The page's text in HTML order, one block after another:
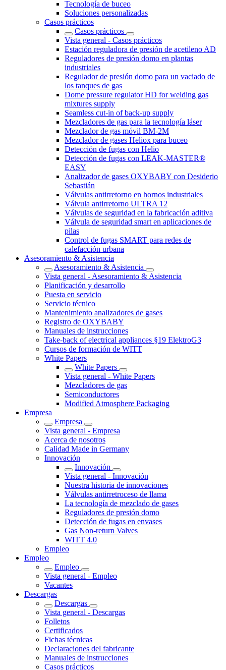
Tecnología de buceo
Soluciones personalizadas
Casos prácticos
Casos prácticos
Vista general - Casos prácticos
Estación reguladora de presión de acetileno AD
Reguladores de presión domo en plantas
industriales
Regulador de presión domo para un vaciado de
los tanques de gas
Dome pressure regulator HD for welding gas
mixtures supply
Seamless cut-in of back-up supply
Mezcladores de gas para la tecnología láser
Mezclador de gas móvil BM-2M
Mezclador de gases Heliox para buceo
Detección de fugas con Helio
Detección de fugas con LEAK-MASTER®
EASY
Analizador de gases OXYBABY con Desiderio
Sebastián
Válvulas antirretorno en hornos industriales
Válvula antirretorno ULTRA 12
Válvulas de seguridad en la fabricación aditiva
Válvula de seguridad smart en aplicaciones de
pilas
Control de fugas SMART para redes de
calefacción urbana
Asesoramiento & Asistencia
Asesoramiento & Asistencia
Vista general - Asesoramiento & Asistencia
Planificación y desarrollo
Puesta en servicio
Servicio técnico
Mantenimiento analizadores de gases
Registro de OXYBABY
Manuales de instrucciones
Take-back of electrical appliances §19 ElektroG3
Cursos de formación de WITT
White Papers
White Papers
Vista general - White Papers
Mezcladores de gas
Semiconductores
Modified Atmosphere Packaging
Empresa
Empresa
Vista general - Empresa
Acerca de nosotros
Calidad Made in Germany
Innovación
Innovación
Vista general - Innovación
Nuestra historia de innovaciones
Válvulas antirretroceso de llama
La tecnología de mezclado de gases
Reguladores de presión domo
Detección de fugas en envases
Gas Non-return Valves
WITT 4.0
Empleo
Empleo
Empleo
Vista general - Empleo
Vacantes
Descargas
Descargas
Vista general - Descargas
Folletos
Certificados
Fichas técnicas
Declaraciones del fabricante
Manuales de instrucciones
Casos prácticos